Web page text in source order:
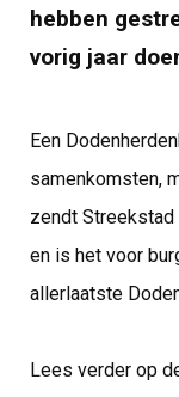
hebben
vorig jaar
Een
samenkomsten,
zendt Streekstad
en is het voor
allerlaatste
Lees verder op